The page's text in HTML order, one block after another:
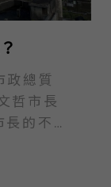
觀點，
什麼因
例如，
鐘，苗
些什麼
政總質
哲市長
的不
說，議